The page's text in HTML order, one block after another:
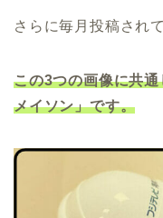
さらに毎月投稿され
この3つの画像に共
メイソン」です。